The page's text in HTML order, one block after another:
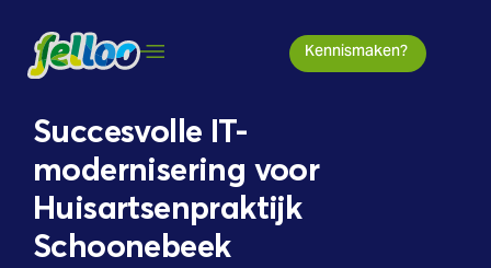
Kennismaken?
Succesvolle IT-
modernisering voor
Huisartsenpraktijk
Schoonebeek